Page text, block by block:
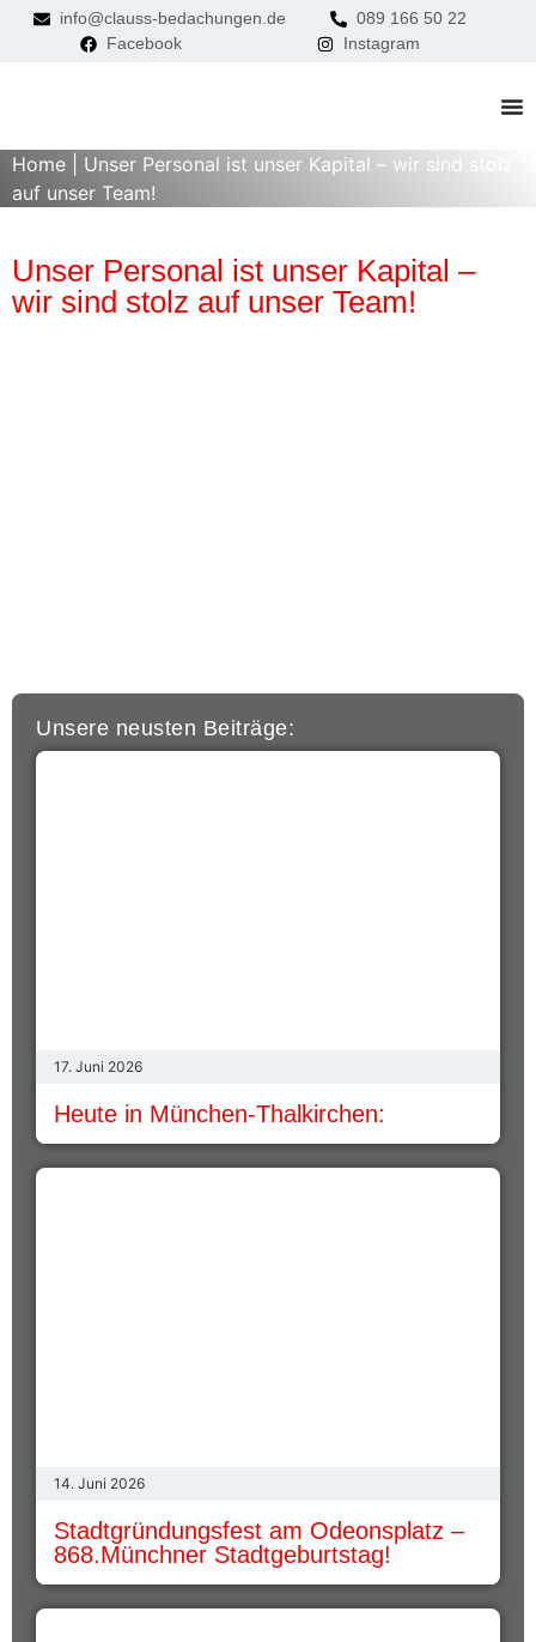
info@clauss-bedachungen.de
089 166 50 22
Facebook
Instagram
Home
Unser Personal ist unser Kapital – wir sind stolz
auf unser Team!
Unser Personal ist unser Kapital –
wir sind stolz auf unser Team!
Unsere neusten Beiträge:
17. Juni 2026
Heute in München-Thalkirchen:
14. Juni 2026
Stadtgründungsfest am Odeonsplatz –
868.Münchner Stadtgeburtstag!